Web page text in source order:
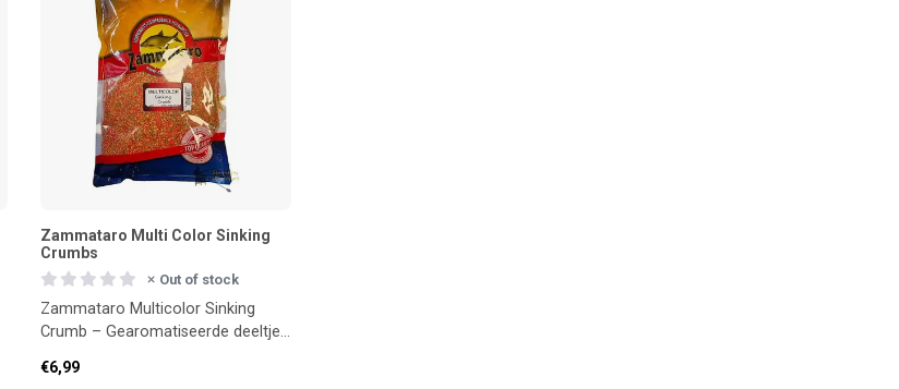
Zammataro Multi Color Sinking
Crumbs
Out of stock
Zammataro Multicolor Sinking
Crumb – Gearomatiseerde deeltjes
€6,99